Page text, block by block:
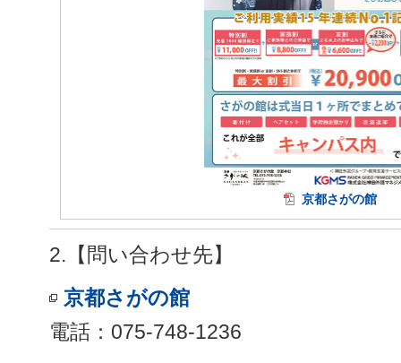
京都さがの館
2.【問い合わせ先】
京都さがの館
電話：075-748-1236